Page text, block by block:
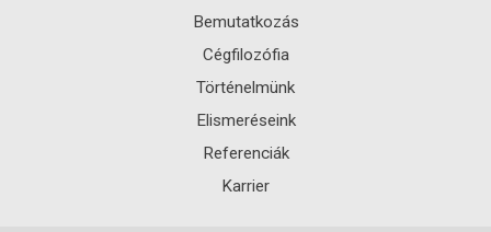
Bemutatkozás
Cégfilozófia
Történelmünk
Elismeréseink
Referenciák
Karrier